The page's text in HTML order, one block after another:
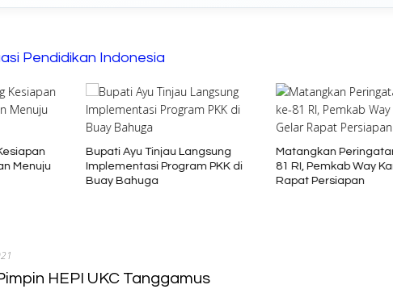
Pendidikan Indonesia
Menuju
Bupati Ayu Tinjau Langsung
Implementasi Program PKK di
Buay Bahuga
Matangkan
81 RI, Pemkab Way
Rapat Persiapan
HEPI UKC Tanggamus